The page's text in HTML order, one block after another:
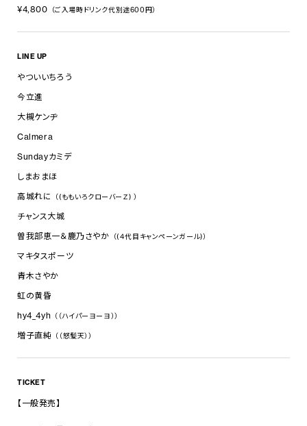
¥4,800 （ご入場時ドリンク代別途600円）
LINE UP
やついいちろう
今立進
大槻ケンヂ
Calmera
Sundayカミデ
しまおまほ
高城れに
（(ももいろクローバーＺ) ）
チャンス大城
曽我部恵一＆鹿乃さやか
（(４代目キャンペーンガール)）
マキタスポーツ
青木さやか
虹の黄昏
hy4_4yh （（ハイパーヨーヨ））
増子直純 （（怒髪天））
TICKET
【一般発売】